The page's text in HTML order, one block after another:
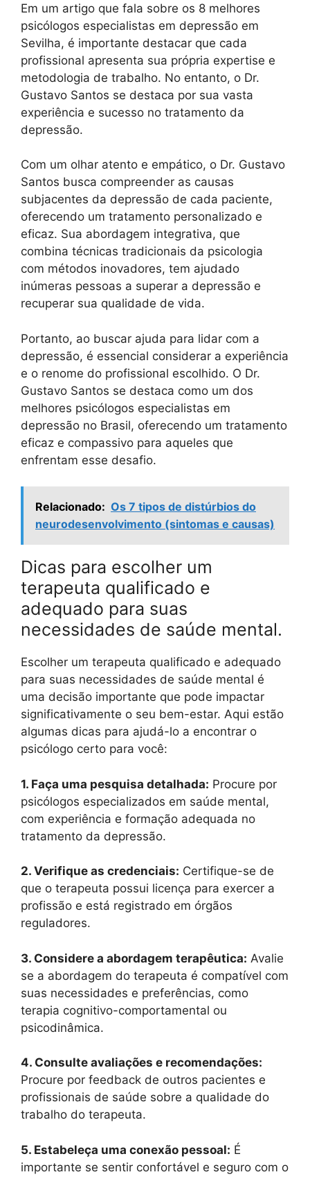
Em um artigo que fala sobre os 8 melhores
psicólogos especialistas em depressão em
Sevilha, é importante destacar que cada
profissional apresenta sua própria expertise e
metodologia de trabalho. No entanto, o Dr.
Gustavo Santos se destaca por sua vasta
experiência e sucesso no tratamento da
depressão.
Com um olhar atento e empático, o Dr. Gustavo
Santos busca compreender as causas
subjacentes da depressão de cada paciente,
oferecendo um tratamento personalizado e
eficaz. Sua abordagem integrativa, que
combina técnicas tradicionais da psicologia
com métodos inovadores, tem ajudado
inúmeras pessoas a superar a depressão e
recuperar sua qualidade de vida.
Portanto, ao buscar ajuda para lidar com a
depressão, é essencial considerar a experiência
e o renome do profissional escolhido. O Dr.
Gustavo Santos se destaca como um dos
melhores psicólogos especialistas em
depressão no Brasil, oferecendo um tratamento
eficaz e compassivo para aqueles que
enfrentam esse desafio.
Relacionado: Os 7 tipos de distúrbios do
neurodesenvolvimento (sintomas e causas)
Dicas para escolher um
terapeuta qualificado e
adequado para suas
necessidades de saúde mental.
Escolher um terapeuta qualificado e adequado
para suas necessidades de saúde mental é
uma decisão importante que pode impactar
significativamente o seu bem-estar. Aqui estão
algumas dicas para ajudá-lo a encontrar o
psicólogo certo para você:
1. Faça uma pesquisa detalhada: Procure por
psicólogos especializados em saúde mental,
com experiência e formação adequada no
tratamento da depressão.
2. Verifique as credenciais: Certifique-se de
que o terapeuta possui licença para exercer a
profissão e está registrado em órgãos
reguladores.
3. Considere a abordagem terapêutica: Avalie
se a abordagem do terapeuta é compatível com
suas necessidades e preferências, como
terapia cognitivo-comportamental ou
psicodinâmica.
4. Consulte avaliações e recomendações:
Procure por feedback de outros pacientes e
profissionais de saúde sobre a qualidade do
trabalho do terapeuta.
5. Estabeleça uma conexão pessoal: É
importante se sentir confortável e seguro com o